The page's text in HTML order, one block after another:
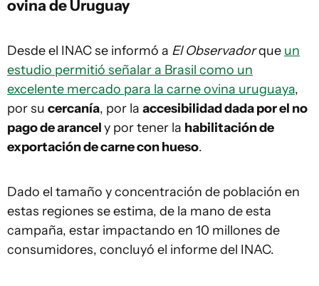
ovina de Uruguay
Desde el INAC se informó a El Observadorque un
estudio permitió señalar a Brasil como un
excelente mercado para la carne ovina uruguaya,
por su cercanía, por la accesibilidad dada por el no
pago de arancely por tener la habilitación de
exportación de carne con hueso.
Dado el tamaño y concentración de población en
estas regiones se estima, de la mano de esta
campaña, estar impactando en 10 millones de
consumidores, concluyó el informe del INAC.